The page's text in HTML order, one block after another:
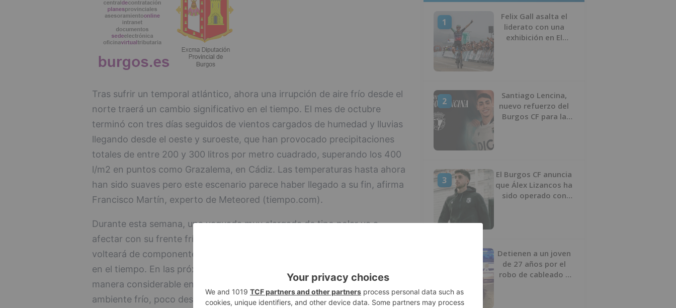
Tras sufrir un temporal atlántico, ahora una irrupción de aire frío desde el
norte traerá un cambio significativo en el tiempo. El mes de octubre
terminó con tres días seguidos de vientos cargados de humedad y lluvias
llegando desde el oeste y suroeste, que han provocado precipitaciones
totales de entre 200 y 300 litros por metro cuadrado, superando los 400
l/m2 en puntos como Grazalema, en Cádiz. Las temperaturas hasta ahora
han sido suaves pero este escenario parece haber llegado a su fin, afirma
Francisco Martín, experto de Meteored (tiempo.com).
Durante esta semana, una vaguada muy alargada de tipo polar va a
afectar con su frente frío asociado a la Península y Baleares. Hoy el viento
volteará de componente noroeste a norte y esto será el inicio del vuelco
en el tiempo. En las próximas horas las temperaturas disminuirán de
manera considerable en el tercio noroeste peninsular, extendiéndose este
ambiente frío, poco después, por toda la Península y el archipiélago
1
Felix Gall asalta el
liderato con una
exhibición en El
2
Santiago Lencina,
nuevo refuerzo del
Burgos CF para la
3
El Burgos CF anuncia
que Álex Lizancos ha
sido operado con
Detienen a un joven
de 27 años por el
robo de cableado y